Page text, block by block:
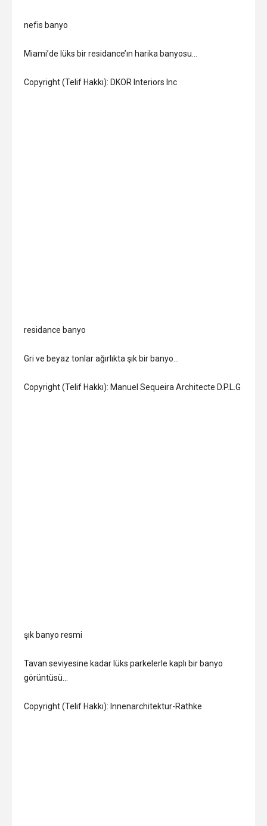
nefis banyo
Miami’de lüks bir residance’ın harika banyosu…
Copyright (Telif Hakkı): DKOR Interiors Inc
residance banyo
Gri ve beyaz tonlar ağırlıkta şık bir banyo…
Copyright (Telif Hakkı): Manuel Sequeira Architecte D.P.L.G
şık banyo resmi
Tavan seviyesine kadar lüks parkelerle kaplı bir banyo
görüntüsü…
Copyright (Telif Hakkı): Innenarchitektur-Rathke